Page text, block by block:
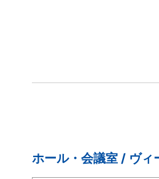
ホール・会議室 / ヴィ